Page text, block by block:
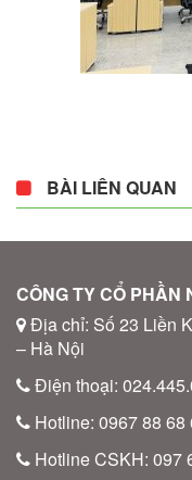
BÀI LIÊN QUAN
CÔNG TY CỔ PHẦN
Địa chỉ: Số 23 Liền
– Hà Nội
Điện thoại:
Hotline: 0967 88
Hotline CSKH: 097